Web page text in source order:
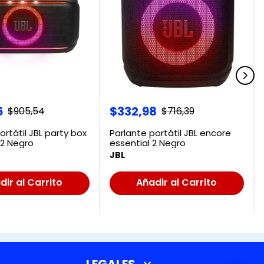
$905,54
JBL party box
Negro
al Carrito
$332,98 $716,39
Parlante portátil JBL encore
essential 2 Negro
JBL
Añadir al Carrito